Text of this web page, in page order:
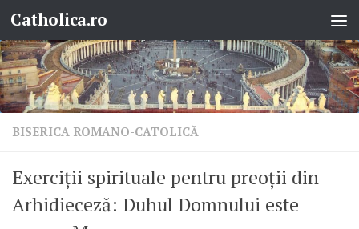
Skip to content
Catholica.ro
BISERICA ROMANO-CATOLICĂ
Exerciții spirituale pentru preoții din
Arhidieceză: Duhul Domnului este